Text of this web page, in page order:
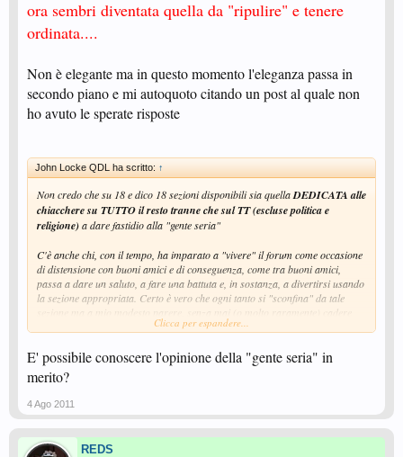
ora sembri diventata quella da "ripulire" e tenere
ordinata....
Non è elegante ma in questo momento l'eleganza passa in
secondo piano e mi autoquoto citando un post al quale non
ho avuto le sperate risposte
John Locke QDL ha scritto: ↑
Non credo che su 18 e dico 18 sezioni disponibili sia quellaDEDICATA alle
chiacchere su TUTTO il resto tranne che sul TT (escluse politica e
religione)a dare fastidio alla "gente seria"
C'è anche chi, con il tempo, ha imparato a "vivere" il forum come occasione
di distensione con buoni amici e di conseguenza, come tra buoni amici,
passa a dare un saluto, a fare una battuta e, in sostanza, a divertirsi usando
la sezione appropriata. Certo è vero che ogni tanto si "sconfina" da tale
sezione ma a mio modesto parere, senza mai (o molto raramente) cadere
Non vedo come tutto cio' possa togliere prestigio o credibilità al forum.
Ritengo altresi' che coloro i quali si stanno divertendo nella sezione
sopracitata siano in gran parte gli stessi che non si tirano mai indietro dalle
discussioni "serie" ed anzi in molti casi le propongono.
Clicca per espandere...
E' possibile conoscere l'opinione della "gente seria" in
merito?
4 Ago 2011
REDS